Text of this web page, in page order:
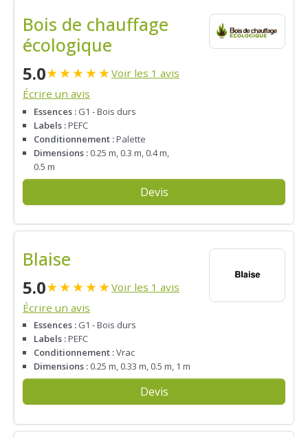
Bois de chauffage
écologique
5.0★★★★★Voir les 1 avis
Écrire un avis
Essences : G1 - Bois durs
Labels :PEFC
Conditionnement :Palette
Dimensions : 0.25 m, 0.3 m, 0.4 m,
0.5 m
Devis
Blaise
5.0★★★★★Voir les 1 avis
Écrire un avis
Essences : G1 - Bois durs
Labels :PEFC
Conditionnement :Vrac
Dimensions : 0.25 m, 0.33 m, 0.5 m, 1 m
Devis